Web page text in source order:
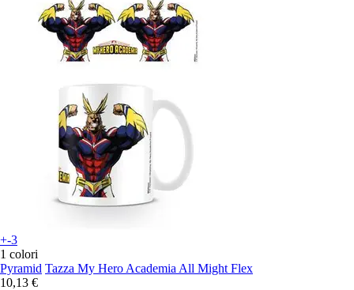
+-3
1 colori
Pyramid Tazza My Hero Academia All Might Flex
10,13 €